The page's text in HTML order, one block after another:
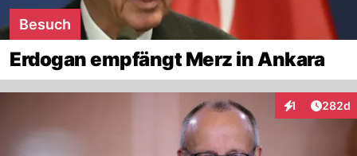
Besuch
Erdogan empfängt Merz in Ankara
1
Interaktionen
282d